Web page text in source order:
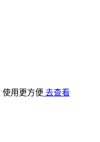
用更方便 去查看